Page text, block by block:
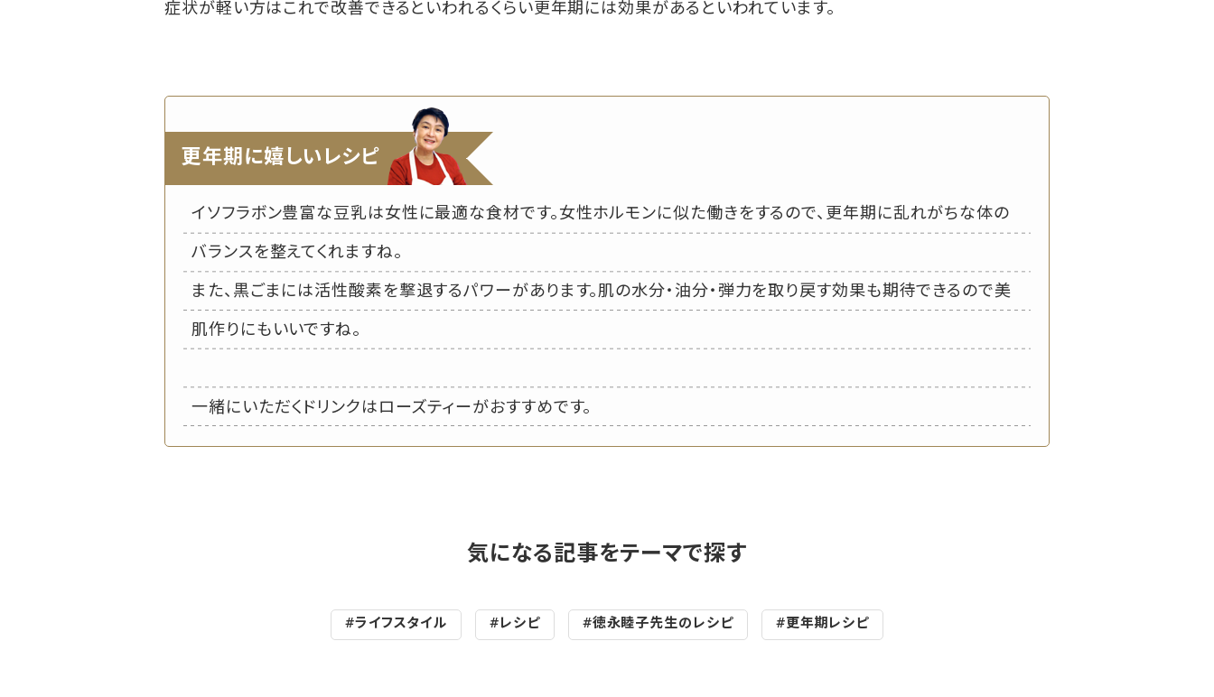
症状が軽い方はこれで改善できるといわれるくらい更年期には効果があるといわれています。
更年期に嬉しいレシピ
イソフラボン豊富な豆乳は女性に最適な食材です。女性ホルモンに似た働きをするので、更年期に乱れがちな体の
バランスを整えてくれますね。
また、黒ごまには活性酸素を撃退するパワーがあります。肌の水分・油分・弾力を取り戻す効果も期待できるので美
肌作りにもいいですね。
一緒にいただくドリンクはローズティーがおすすめです。
気になる記事をテーマで探す
#ライフスタイル #レシピ #徳永睦子先生のレシピ #更年期レシピ